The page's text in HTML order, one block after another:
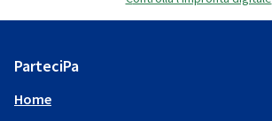
ParteciPa
Home